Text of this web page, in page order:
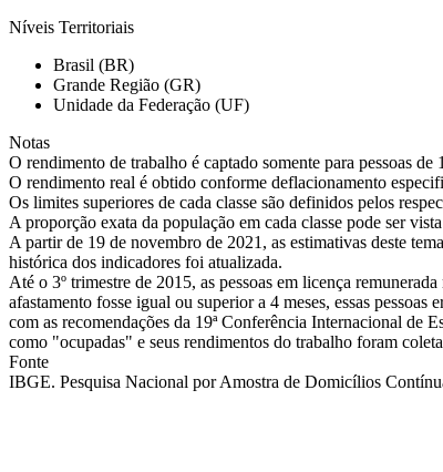
Níveis Territoriais
Brasil (BR)
Grande Região (GR)
Unidade da Federação (UF)
Notas
O rendimento de trabalho é captado somente para pessoas de
O rendimento real é obtido conforme deflacionamento
Os limites superiores de cada classe são definidos pelos
A proporção exata da população em cada classe pode ser
A partir de 19 de novembro de 2021, as estimativas deste
histórica dos indicadores foi atualizada.
Até o 3º trimestre de 2015, as pessoas em licença
afastamento fosse igual ou superior a 4 meses, essas
com as recomendações da 19ª Conferência Internacional de
como "ocupadas" e seus rendimentos do trabalho foram
Fonte
IBGE. Pesquisa Nacional por Amostra de Domicílios